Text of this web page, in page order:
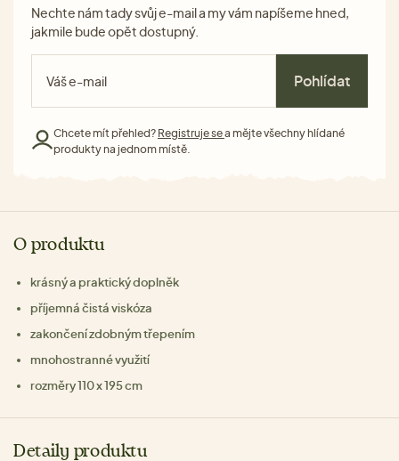
Nechte nám tady svůj e-mail a my vám napíšeme hned,
jakmile bude opět dostupný.
Pohlídat
Chcete mít přehled? Registruje sea mějte všechny hlídané
produkty na jednom místě.
O produktu
krásný a praktický doplněk
příjemná čistá viskóza
zakončení zdobným třepením
mnohostranné využití
rozměry 110 x 195 cm
Detaily produktu